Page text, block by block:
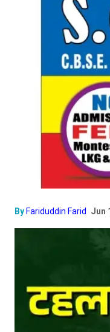
ByFariduddin Farid Jun